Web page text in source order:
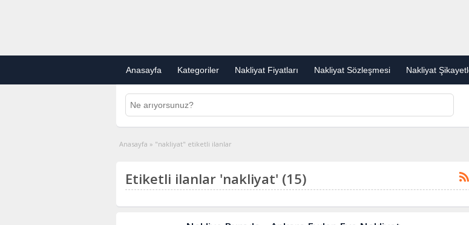
Anasayfa Kategoriler Nakliyat Fiyatları Nakliyat Sözleşmesi Nakliyat
Anasayfa » "nakliyat" etiketli ilanlar
Etiketli ilanlar 'nakliyat' (15)